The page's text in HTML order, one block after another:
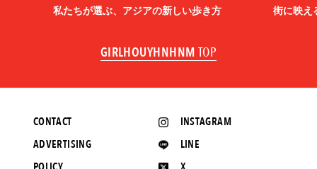
私たちが選ぶ、アジアの新しい歩き方 街に映え
GIRLHOUYHNHNM TOP
INSTAGRAM
LINE
CONTACT
ADVERTISING